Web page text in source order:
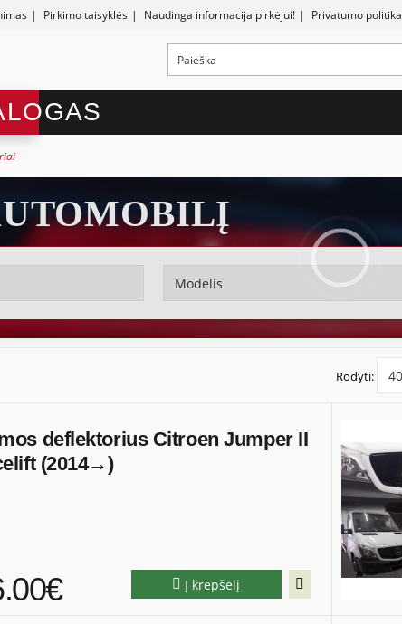
| Pirkimo taisyklės | Naudinga informacija pirkėjui! | Privatumo politika
Rodyti:
deflektorius Citroen Jumper II
(2014→)
Į krepšelį